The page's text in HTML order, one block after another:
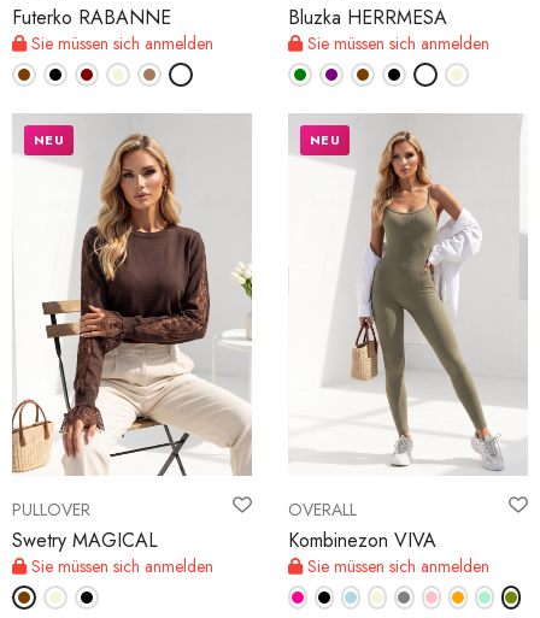
Futerko RABANNE
Sie müssen sich anmelden
Bluzka HERRMESA
Sie müssen sich anmelden
PULLOVER
Swetry MAGICAL
Sie müssen sich anmelden
NEU
OVERALL
Kombinezon VIVA
Sie müssen sich anmelden
NEU